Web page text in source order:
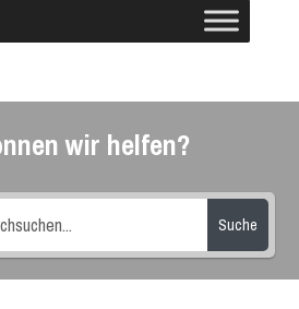
wir helfen?
Suche